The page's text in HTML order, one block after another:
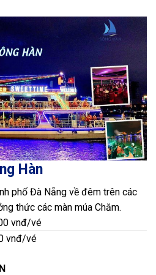
Hàn
phố Đà Nẵng về đêm trên các
thức các màn múa Chăm.
vnđ/vé
vnđ/vé